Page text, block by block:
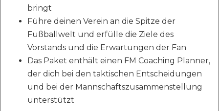
bringt
Führe deinen Verein an die Spitze der
Fußballwelt und erfülle die Ziele des
Vorstands und die Erwartungen der Fan
Das Paket enthält einen FM Coaching Planner,
der dich bei den taktischen Entscheidungen
und bei der Mannschaftszusammenstellung
unterstützt